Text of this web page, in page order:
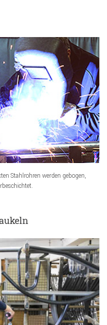
Stahlrohren werden gebogen,